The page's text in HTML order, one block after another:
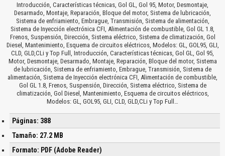
Introducción, Características técnicas, Gol GL, Gol 95, Motor, Desmontaje,
Desarmado, Montaje, Reparación, Bloque del motor, Sistema de lubricación,
Sistema de enfriamiento, Embrague, Transmisión, Sistema de alimentación,
Sistema de Inyección electrónica CFI, Alimentación de combustible, Gol GL 1.8,
Frenos, Suspensión, Dirección, Sistema eléctrico, Sistema de climatización, Gol
Diesel, Mantenimiento, Esquema de circuitos eléctricos, Modelos: GL, GOL95, GLI,
CLD, GLD,CLi y Top Full, Introducción, Características técnicas, Gol GL, Gol 95,
Motor, Desmontaje, Desarmado, Montaje, Reparación, Bloque del motor, Sistema
de lubricación, Sistema de enfriamiento, Embrague, Transmisión, Sistema de
alimentación, Sistema de Inyección electrónica CFI, Alimentación de combustible,
Gol GL 1.8, Frenos, Suspensión, Dirección, Sistema eléctrico, Sistema de
climatización, Gol Diesel, Mantenimiento, Esquema de circuitos eléctricos,
Modelos: GL, GOL95, GLI, CLD, GLD,CLi y Top Full…
Páginas: 388
Tamaño: 27.2 MB
Formato: PDF (Adobe Reader)